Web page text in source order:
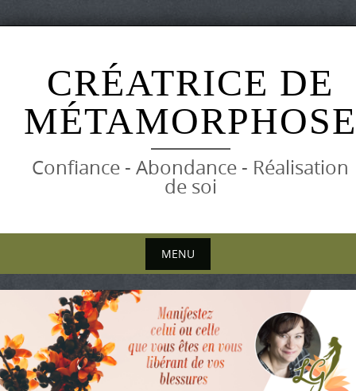
CRÉATRICE DE
MÉTAMORPHOSE
Confiance - Abondance - Réalisation
de soi
MENU
content